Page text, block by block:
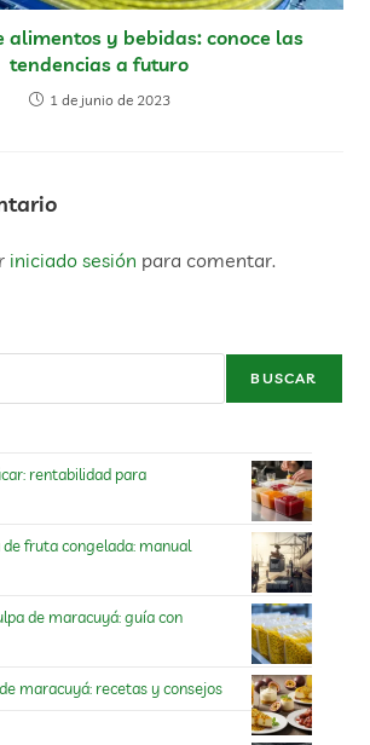
alimentos y bebidas: conoce las
tendencias a futuro
1 de junio de 2023
iniciado sesión para comentar.
BUSCAR
rentabilidad para
fruta congelada: manual
de maracuyá: guía con
maracuyá: recetas y consejos